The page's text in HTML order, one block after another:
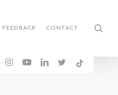
FEEDBACK CONTACT
INSTAGRAMYOUTUBELINKEDINTWITTERTIKTOK